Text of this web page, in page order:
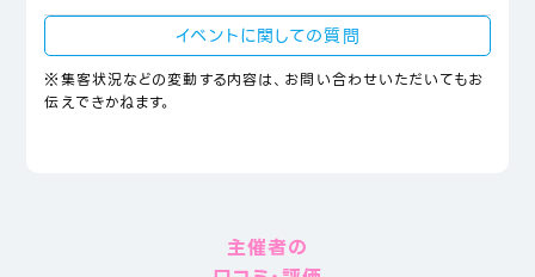
イベントに関しての質問
※集客状況などの変動する内容は、お問い合わせいただいてもお
伝えできかねます。
主催者の